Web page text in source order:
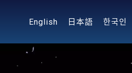
English 日本語 한국인